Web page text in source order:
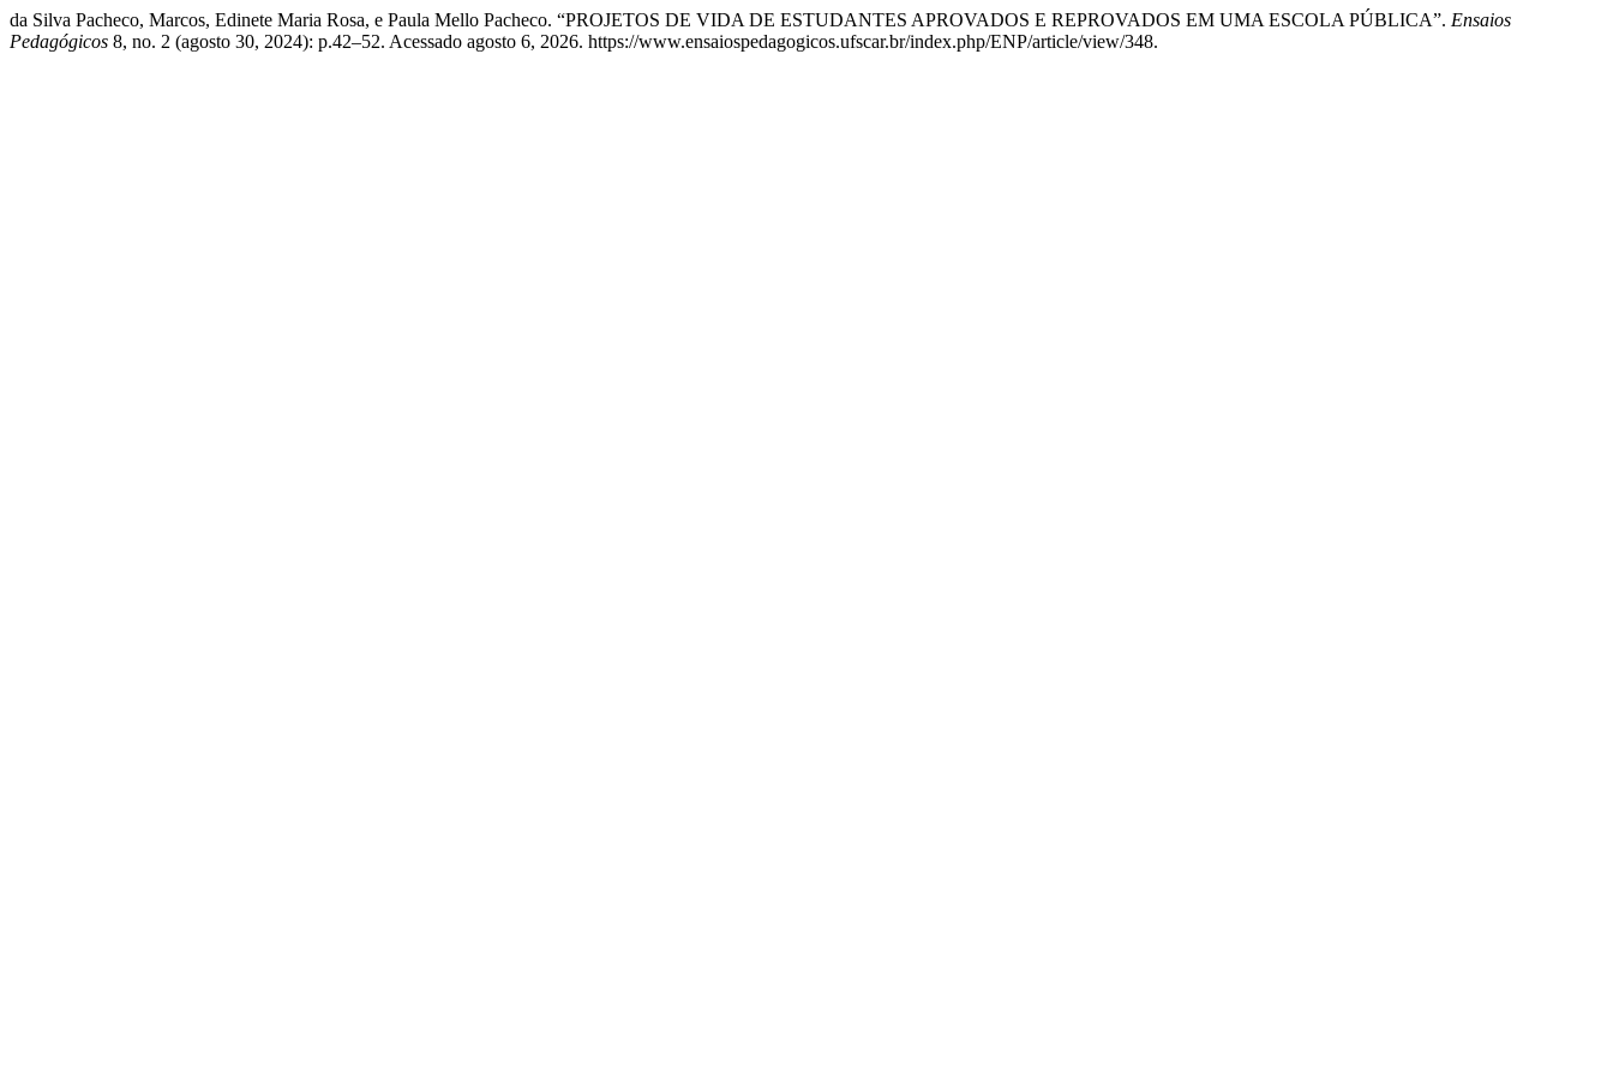
da Silva Pacheco, Marcos, Edinete Maria Rosa, e Paula Mello Pacheco. “PROJETOS DE VIDA DE ESTUDANTES APROVADOS E REPROVADOS EM UMA ESCOLA PÚBLICA”. Ensaios
Pedagógicos 8, no. 2 (agosto 30, 2024): p.42–52. Acessado agosto 6, 2026. https://www.ensaiospedagogicos.ufscar.br/index.php/ENP/article/view/348.